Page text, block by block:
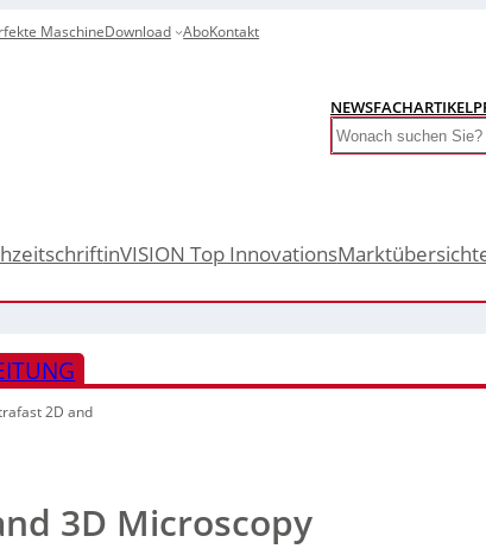
MaschineDownload AboKontakt
NEWSFACHARTIKEL
Search
inVISION Top Innovations
2D and
3D Microscopy